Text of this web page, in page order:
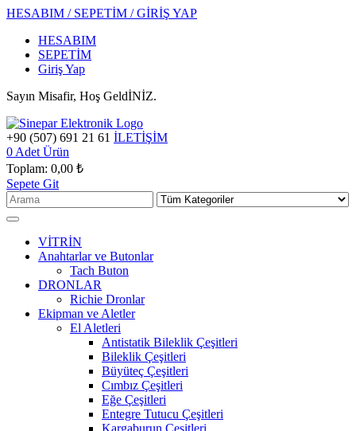
HESABIM / SEPETİM / GİRİŞ YAP
HESABIM
SEPETİM
Giriş Yap
Sayın Misafir, Hoş GeldİNİZ.
+90 (507) 691 21 61 İLETİŞİM
0 Adet Ürün
Toplam: 0,00 ₺
Sepete Git
VİTRİN
Anahtarlar ve Butonlar
Tach Buton
DRONLAR
Richie Dronlar
Ekipman ve Aletler
El Aletleri
Antistatik Bileklik Çeşitleri
Bileklik Çeşitleri
Büyüteç Çeşitleri
Cımbız Çeşitleri
Eğe Çeşitleri
Entegre Tutucu Çeşitleri
Kargaburun Çeşitleri